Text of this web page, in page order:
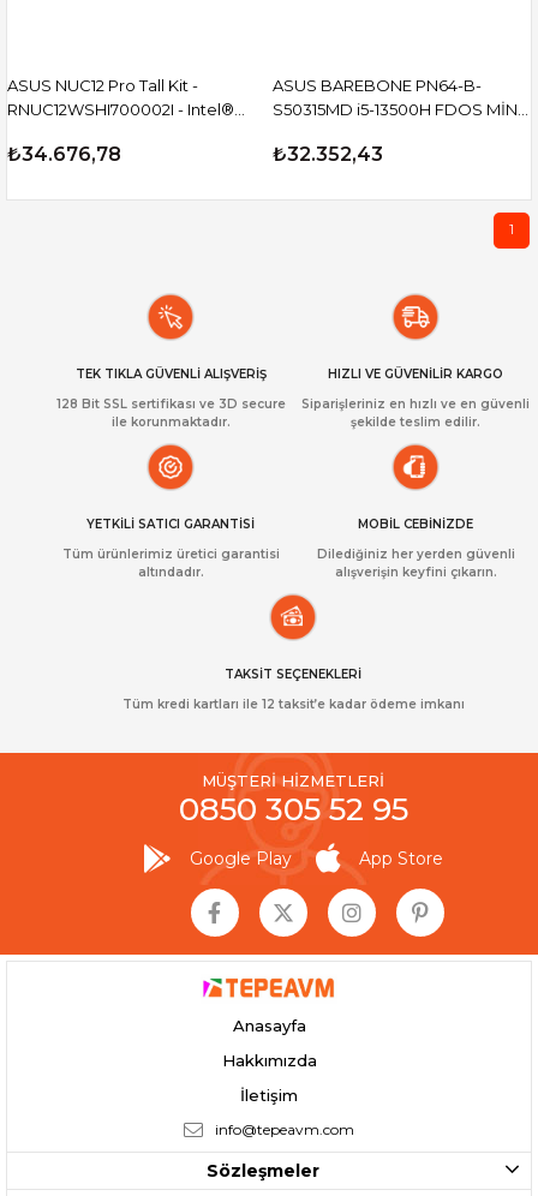
ASUS NUC12 Pro Tall Kit -
RNUC12WSHI700002I - Intel®
₺34.676,78
ASUS BAREBONE PN64-B-
S50315MD i5-13500H FDOS MİNİ
₺32.352,43
1
TEK TIKLA GÜVENLİ ALIŞVERİŞ
128 Bit SSL sertifikası ve 3D secure
ile korunmaktadır.
HIZLI VE GÜVENİLİR KARGO
Siparişleriniz en hızlı ve en güvenli
şekilde teslim edilir.
YETKİLİ SATICI GARANTİSİ
Tüm ürünlerimiz üretici garantisi
altındadır.
MOBİL CEBİNİZDE
Dilediğiniz her yerden güvenli
alışverişin keyfini çıkarın.
TAKSİT SEÇENEKLERİ
Tüm kredi kartları ile 12 taksit’e kadar ödeme imkanı
MÜŞTERİ HİZMETLERİ
0850 305 52 95
Google Play App Store
Anasayfa
Hakkımızda
İletişim
info@tepeavm.com
Sözleşmeler